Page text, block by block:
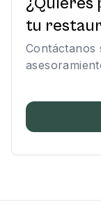
tu
Contáctanos